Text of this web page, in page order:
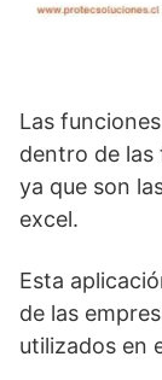
Las
dentro de las
ya que son
excel.
Esta
de las
utilizados en